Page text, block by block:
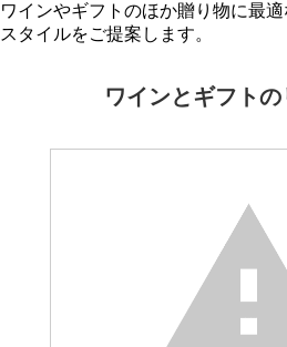
ワインやギフトのほか贈り物に最
スタイルをご提案します。
ワインとギフトの